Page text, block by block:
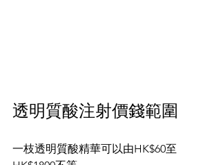
透明質酸注射價錢範圍
一枝透明質酸精華可以由HK$60至